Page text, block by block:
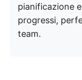
pianificazione
progressi,
team.